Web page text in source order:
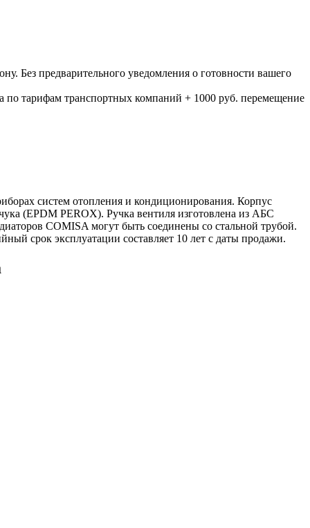
Без предварительного уведомления о готовности вашего
тарифам транспортных компаний + 1000 руб. перемещение
систем отопления и кондиционирования. Корпус
(EPDM PEROX). Ручка вентиля изготовлена из АБС
COMISA могут быть соединены со стальной трубой.
срок эксплуатации составляет 10 лет с даты продажи.